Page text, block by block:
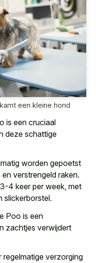
een kleine hond
is een cruciaal
deze schattige
worden gepoetst
verstrengeld raken.
4 keer per week, met
slickerborstel.
Poo is een
zachtjes verwijdert
regelmatige verzorging